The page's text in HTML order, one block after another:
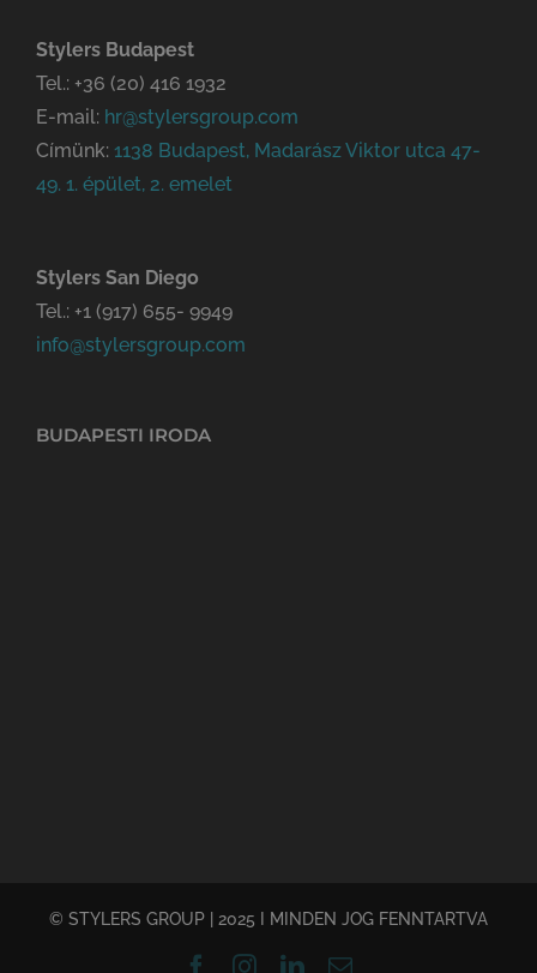
Stylers Budapest
Tel.: +36 (20) 416 1932
E-mail: hr@stylersgroup.com
Címünk: 1138 Budapest, Madarász Viktor utca 47-
49. 1. épület, 2. emelet
Stylers San Diego
Tel.: +1 (917) 655- 9949
info@stylersgroup.com
BUDAPESTI IRODA
© STYLERS GROUP | 2025 I MINDEN JOG FENNTARTVA
Facebook
Instagram
LinkedInEmail: